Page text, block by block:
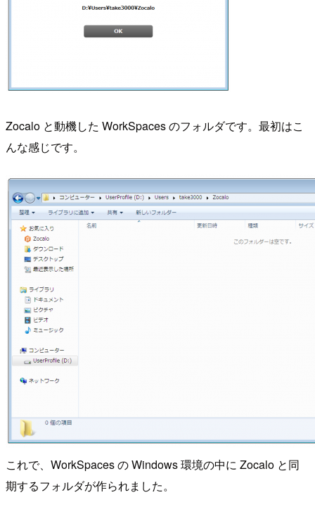
Zocalo と動機した WorkSpaces のフォルダです。最初はこ
んな感じです。
これで、WorkSpaces の Windows 環境の中に Zocalo と同
期するフォルダが作られました。